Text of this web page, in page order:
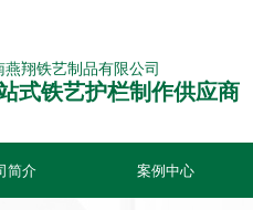
燕翔铁艺制品有限公司
式铁艺护栏制作供应商
简介 案例中心